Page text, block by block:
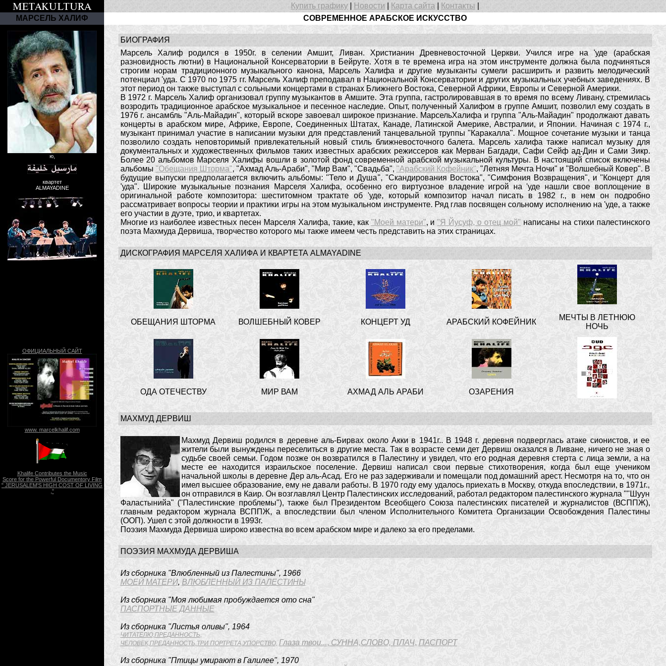
Купить графику Новости Карта сайта Контакты
МАРСЕЛЬ ХАЛИФ
СОВРЕМЕННОЕ АРАБСКОЕ ИСКУССТВО
ю,
квартет
ALMAYADINE
ОФИЦИАЛЬНЫЙ САЙТ
www. marcelkhalif.com
Khalife Contributes the Music
Score for the Powerful Documentory Film
" JERUSALEM'S HIGH COST OF LIVING
,"
БИОГРАФИЯ
Марсель Халиф родился в 1950г. в селении Амшит, Ливан. Христианин Древневосточной Церкви. Учился игре на 'уде (арабская
разновидность лютни) в Национальной Консерватории в Бейруте. Хотя в те времена игра на этом инструменте должна была подчиняться
строгим норам традиционного музыкального канона, Марсель Халифа и другие музыканты сумели расширить и развить мелодический
потенциал 'уда. С 1970 по 1975 гг. Марсель Халиф преподавал в Национальной Консерватории и других музыкальных учебных заведениях. В
этот период он также выступал с сольными концертами в странах Ближнего Востока, Северной Африки, Европы и Северной Америки.
В 1972 г. Марсель Халиф организовал группу музыкантов в Амшите. Эта группа, гастролировавшая в то время по всему Ливану, стремилась
возродить традиционное арабское музыкальное и песенное наследие. Опыт, полученный Халифом в группе Амшит, позволил ему создать в
1976 г. ансамбль "Аль-Майадин", который вскоре завоевал широкое признание. МарсельХалифа и группа "Аль-Майадин" продолжают давать
концерты в арабском мире, Африке, Европе, Соединенных Штатах, Канаде, Латинской Америке, Австралии, и Японии. Начиная с 1974 г.,
музыкант принимал участие в написании музыки для представлений танцевальной труппы "Каракалла". Мощное сочетание музыки и танца
позволило создать неповторимый привлекательный новый стиль ближневосточного балета. Марсель халифа также написал музыку для
документальных и художественных фильмов таких известных арабских режиссеров как Мерван Багдади, Сафи Сейф ад-Дин и Сами Зикр.
Более 20 альбомов Марселя Халифы вошли в золотой фонд современной арабской музыкальной культуры. В настоящий список включены
альбомы "Обещания Шторма", "Ахмад Аль-Араби", "Мир Вам", "Свадьба", "Арабский Кофейник", "Летняя Мечта Ночи" и "Волшебный Ковер". В
будущие выпуски предполагается включить альбомы: "Тело и Душа", "Скандирования Востока", "Симфония Возвращения", и "Концерт для
'уда". Широкие музыкальные познания Марселя Халифа, особенно его виртуозное владение игрой на 'уде нашли свое воплощение в
оригинальной работе композитора: шеститомном трактате об 'уде, который композитор начал писать в 1982 г., в нем он подробно
рассматривает вопросы теории и практики игры на этом музыкальном инструменте. Ряд глав посвящен сольному исполнению на 'уде, а также
его участии в дуэте, трио, и квартетах.
Многие из наиболее известных песен Марселя Халифа, такие, как "Моей матери", и"Я Йусуф, о отец мой" написаны на стихи палестинского
поэта Махмуда Дервиша, творчество которого мы также имеем честь представить на этих страницах.
ДИСКОГРАФИЯ МАРСЕЛЯ ХАЛИФА И КВАРТЕТА ALMAYADINE
ОБЕЩАНИЯ ШТОРМА ВОЛШЕБНЫЙ КОВЕР КОНЦЕРТ УД АРАБСКИЙ КОФЕЙНИК
МЕЧТЫ В ЛЕТНЮЮ
НОЧЬ
ОДА ОТЕЧЕСТВУ МИР ВАМ АХМАД АЛЬ АРАБИ ОЗАРЕНИЯ
МАХМУД ДЕРВИШ
Махмуд Дервиш родился в деревне аль-Бирвах около Aкки в 1941г.. В 1948 г. деревня подверглась атаке сионистов, и ее
жители были вынуждены переселиться в другие места. Так в возрасте семи дет Дервиш оказался в Ливане, ничего не зная о
судьбе своей семьи. Годом позже он возвратился в Палестину и увидел, что его родная деревня стерта с лица земли, а на
месте ее находится израильское поселение. Дервиш написал свои первые стихотворения, когда был еще учеником
начальной школы в деревне Дер аль-Aсад. Его не раз задерживали и помещали под домашний арест. Несмотря на то, что он
имел высшее образование, ему не давали работы. В 1970 году ему удалось приехать в Москву, откуда впоследствии, в 1971г.,
он отправился в Каир. Он возглавлял Центр Палестинских исследований, работал редактором палестинского журнала ""Шуун
Фаластынийа" ("Палестинские проблемы"), также был Президентом Всеобщего Союза палестинских писателей и журналистов (ВСППЖ),
главным редактором журнала ВСППЖ, а впоследствии был членом Исполнительного Комитета Организации Освобождения Палестины
(ООП). Ушел с этой должности в 1993г.
Поэзия Махмуда Дервиша широко известна во всем арабском мире и далеко за его пределами.
ПОЭЗИЯ МАХМУДА ДЕРВИША
Из сборника "Влюбленный из Палестины", 1966
МОЕЙ МАТЕРИ, ВЛЮБЛЕННЫЙ ИЗ ПАЛЕСТИНЫ
Из сборника "Моя любимая пробуждается ото сна"
ПАСПОРТНЫЕ ДАННЫЕ
Из сборника "Листья оливы", 1964
ЧИТАТЕЛЮ,ПРЕДАННОСТЬ,
ЧЕЛОВЕК,ПРЕДАННОСТЬ,ТРИ ПОРТРЕТА,УПОРСТВО, Глаза твои..., СУННА,СЛОВО, ПЛАЧ, ПАСПОРТ
Из сборника "Птицы умирают в Галилее", 1970